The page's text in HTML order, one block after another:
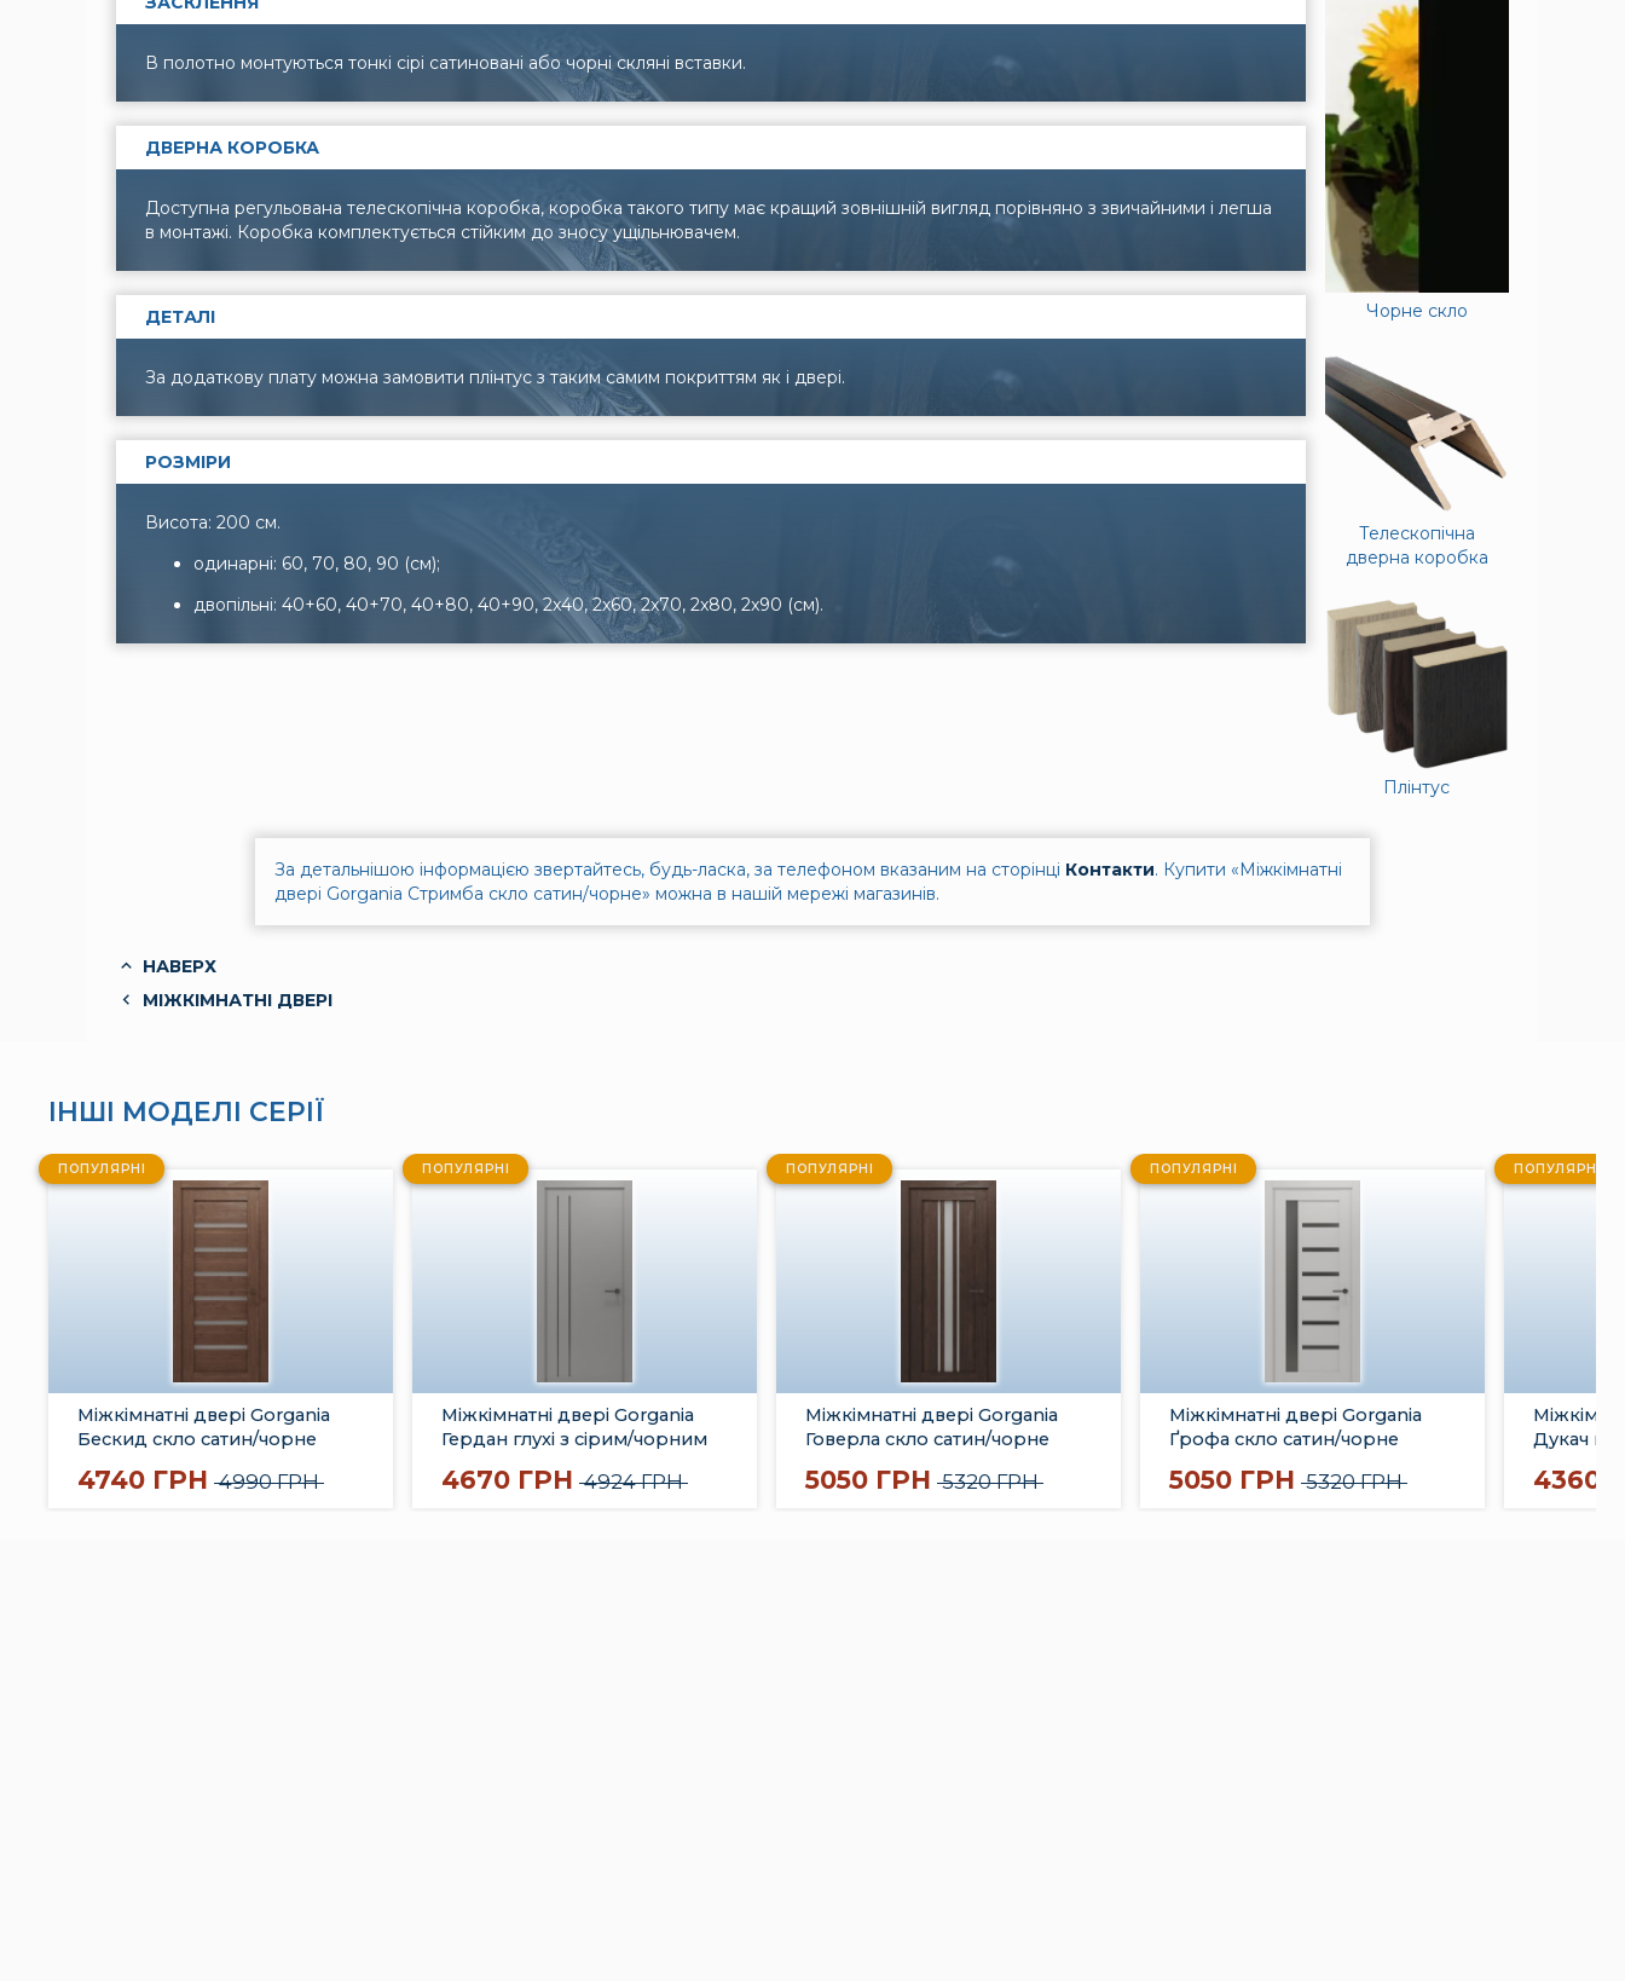
В полотно монтуються тонкі сірі сатиновані або чорні скляні вставки.
ДВЕРНА КОРОБКА
Доступна регульована телескопічна коробка, коробка такого типу має кращий зовнішній вигляд порівняно з звичайними і легша
в монтажі. Коробка комплектується стійким до зносу ущільнювачем.
ДЕТАЛІ
За додаткову плату можна замовити плінтус з таким самим покриттям як і двері.
РОЗМІРИ
Висота: 200 см.
одинарні: 60, 70, 80, 90 (см);
двопільні: 40+60, 40+70, 40+80, 40+90, 2x40, 2x60, 2x70, 2x80, 2x90 (см).
Чорне скло
Телескопічна
дверна коробка
Плінтус
За детальнішою інформацією звертайтесь, будь-ласка, за телефоном вказаним на сторінці Контакти. Купити «Міжкімнатні
двері Gorgania Стримба скло сатин/чорне» можна в нашій мережі магазинів.
НАВЕРХ
МІЖКІМНАТНІ ДВЕРІ
ІНШІ МОДЕЛІ СЕРІЇ
ПОПУЛЯРНІ
Міжкімнатні двері Gorgania
Бескид скло сатин/чорне
4740 ГРН 4990 ГРН
ПОПУЛЯРНІ
Міжкімнатні двері Gorgania
Гердан глухі з сірим/чорним
4670 ГРН 4924 ГРН
ПОПУЛЯРНІ
Міжкімнатні двері Gorgania
Говерла скло сатин/чорне
5050 ГРН 5320 ГРН
ПОПУЛЯРНІ
Міжкімнатні двері Gorgania
Ґрофа скло сатин/чорне
5050 ГРН 5320 ГРН
ПОПУЛЯРНІ
Дукач
4360